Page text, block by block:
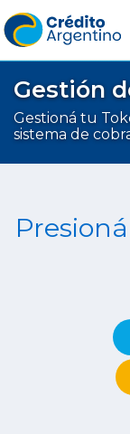
Gestión
Gestioná tu
sistema de